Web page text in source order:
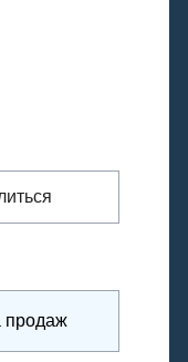
продаж